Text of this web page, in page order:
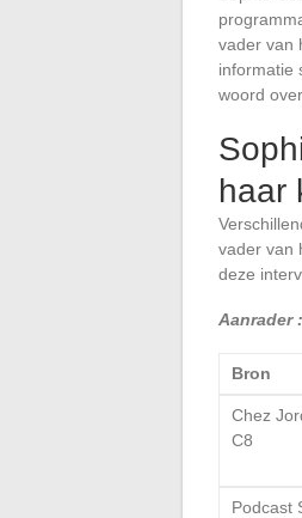
vader van
informatie
woord
haar
vader van
deze
Aanrader :
Bron
Chez
C8
Podcast